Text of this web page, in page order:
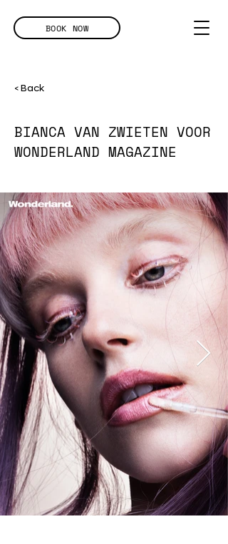
BOOK NOW
< Back
BIANCA VAN ZWIETEN VOOR
WONDERLAND MAGAZINE